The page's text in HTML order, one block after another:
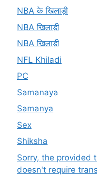
NBA के खिलाड़ी
NBA खिलाड़ी
NBA खिलाड़ी
NFL Khiladi
PC
Samanaya
Samanya
Sex
Shiksha
Sorry, the provided
doesn't require